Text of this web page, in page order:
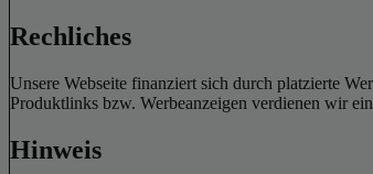
Rechliches
Unsere Webseite finanziert sich durch platzierte
Produktlinks bzw. Werbeanzeigen verdienen wir
Hinweis